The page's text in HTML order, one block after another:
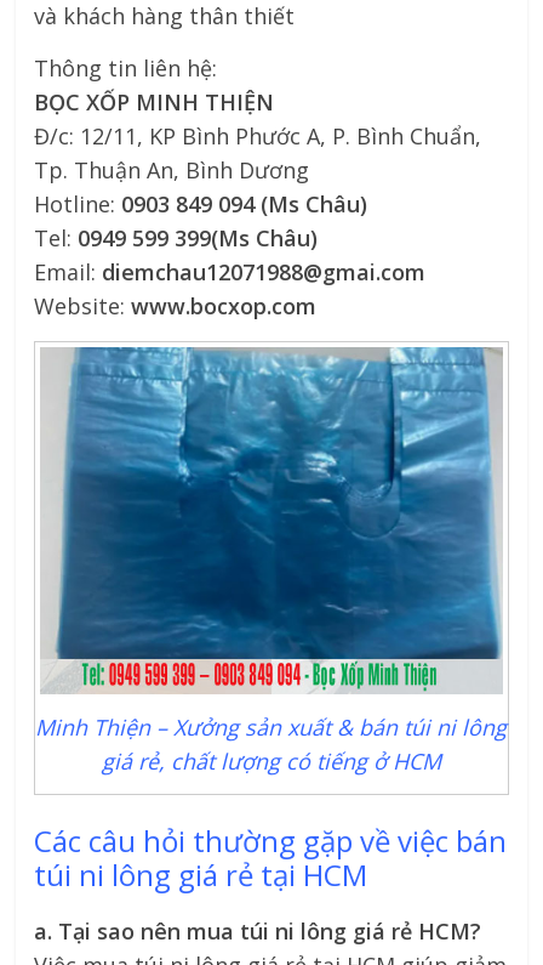
và khách hàng thân thiết
Thông tin liên hệ:
BỌC XỐP MINH THIỆN
Đ/c: 12/11, KP Bình Phước A, P. Bình Chuẩn,
Tp. Thuận An, Bình Dương
Hotline: 0903 849 094 (Ms Châu)
Tel: 0949 599 399(Ms Châu)
Email: diemchau12071988@gmai.com
Website:www.bocxop.com
Minh Thiện – Xưởng sản xuất & bán túi ni lông
giá rẻ, chất lượng có tiếng ở HCM
Các câu hỏi thường gặp về việc bán
túi ni lông giá rẻ tại HCM
a. Tại sao nên mua túi ni lông giá rẻ HCM?